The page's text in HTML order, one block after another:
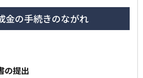
の手続きのながれ
の提出